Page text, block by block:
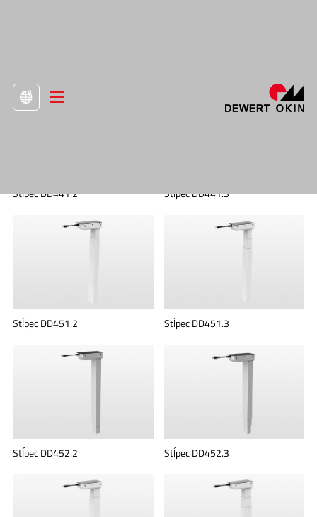
Stĺpec DD441.2 Stĺpec DD441.3
Stĺpec DD451.2 Stĺpec DD451.3
Stĺpec DD452.2 Stĺpec DD452.3